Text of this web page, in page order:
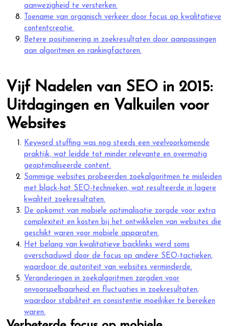
aanwezigheid te versterken.
Toename van organisch verkeer door focus op kwalitatieve
contentcreatie.
Betere positionering in zoekresultaten door aanpassingen
aan algoritmen en rankingfactoren.
Vijf Nadelen van SEO in 2015:
Uitdagingen en Valkuilen voor
Websites
Keyword stuffing was nog steeds een veelvoorkomende
praktijk, wat leidde tot minder relevante en overmatig
geoptimaliseerde content.
Sommige websites probeerden zoekalgoritmen te misleiden
met black-hat SEO-technieken, wat resulteerde in lagere
kwaliteit zoekresultaten.
De opkomst van mobiele optimalisatie zorgde voor extra
complexiteit en kosten bij het ontwikkelen van websites die
geschikt waren voor mobiele apparaten.
Het belang van kwalitatieve backlinks werd soms
overschaduwd door de focus op andere SEO-tactieken,
waardoor de autoriteit van websites verminderde.
Veranderingen in zoekalgoritmen zorgden voor
onvoorspelbaarheid en fluctuaties in zoekresultaten,
waardoor stabiliteit en consistentie moeilijker te bereiken
waren.